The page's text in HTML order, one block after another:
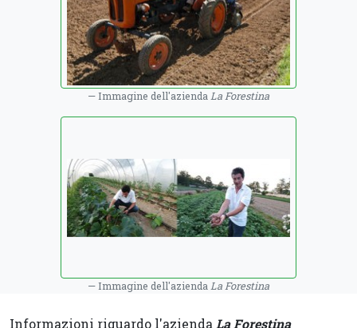
Immagine dell'azienda La Forestina
Immagine dell'azienda La Forestina
Informazioni riguardo l'azienda La Forestina